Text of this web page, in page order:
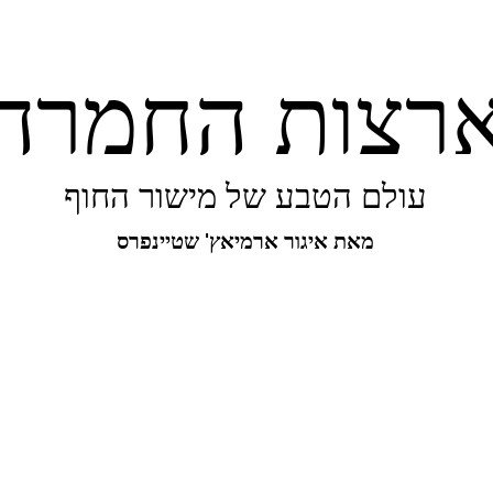
עולם הטבע של מישור החוף
מאת איגור ארמיאץ' שטיינפרס